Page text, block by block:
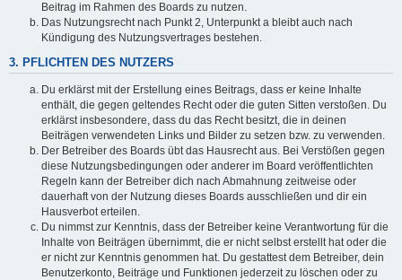
Beitrag im Rahmen des Boards zu nutzen.
Das Nutzungsrecht nach Punkt 2, Unterpunkt a bleibt auch nach
Kündigung des Nutzungsvertrages bestehen.
3. PFLICHTEN DES NUTZERS
Du erklärst mit der Erstellung eines Beitrags, dass er keine Inhalte
enthält, die gegen geltendes Recht oder die guten Sitten verstoßen. Du
erklärst insbesondere, dass du das Recht besitzt, die in deinen
Beiträgen verwendeten Links und Bilder zu setzen bzw. zu verwenden.
Der Betreiber des Boards übt das Hausrecht aus. Bei Verstößen gegen
diese Nutzungsbedingungen oder anderer im Board veröffentlichten
Regeln kann der Betreiber dich nach Abmahnung zeitweise oder
dauerhaft von der Nutzung dieses Boards ausschließen und dir ein
Hausverbot erteilen.
Du nimmst zur Kenntnis, dass der Betreiber keine Verantwortung für die
Inhalte von Beiträgen übernimmt, die er nicht selbst erstellt hat oder die
er nicht zur Kenntnis genommen hat. Du gestattest dem Betreiber, dein
Benutzerkonto, Beiträge und Funktionen jederzeit zu löschen oder zu